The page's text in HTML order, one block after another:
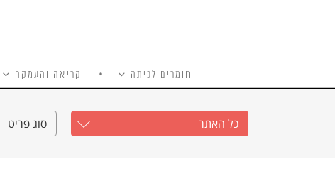
חומרים לכיתה קריאה והעמקה
כל האתר סוג פריט